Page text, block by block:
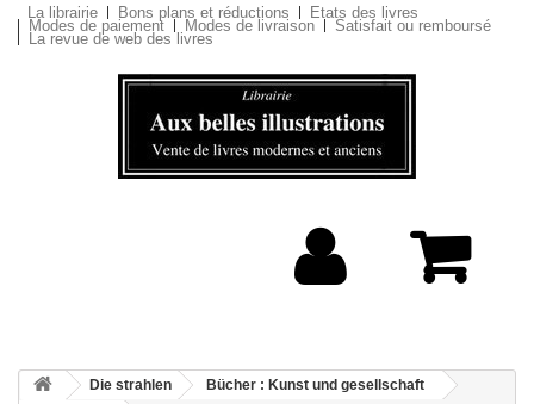
La librairie Bons plans et réductions Etats des livres
Modes de paiement Modes de livraison Satisfait ou remboursé
La revue de web des livres
Die strahlen
Bücher : Kunst und gesellschaft